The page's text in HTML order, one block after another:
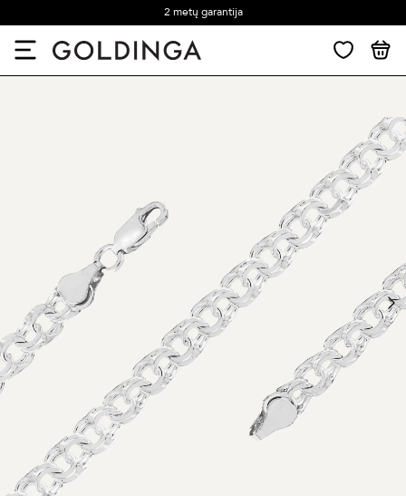
2 metų garantija